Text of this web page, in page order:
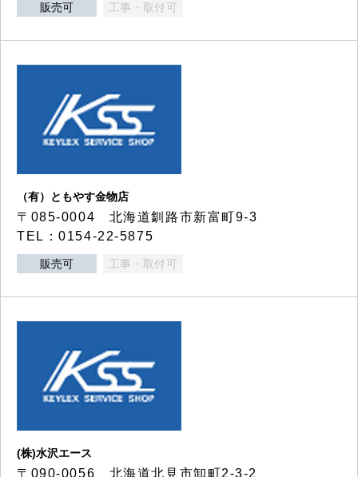
販売可 工事・取付可
（有）ともやす金物店
〒085-0004 北海道釧路市新富町9-3
TEL：0154-22-5875
販売可 工事・取付可
(株)水沢エース
〒090-0056 北海道北見市卸町2-3-2